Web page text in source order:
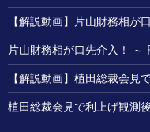
【解説動画】片山財務相が
片山財務相が口先介入！ ～
【解説動画】植田総裁会見
植田総裁会見で利上げ観測